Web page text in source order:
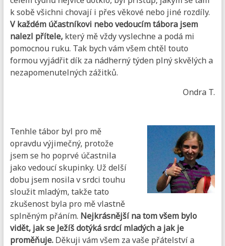
k sobě všichni chovají i přes věkové nebo jiné rozdíly.
V každém účastníkovi nebo vedoucím tábora jsem
nalezl přítele, který mě vždy vyslechne a podá mi
pomocnou ruku. Tak bych vám všem chtěl touto
formou vyjádřit dík za nádherný týden plný skvělých a
nezapomenutelných zážitků.
Ondra T.
Tenhle tábor byl pro mě
opravdu výjimečný, protože
jsem se ho poprvé účastnila
jako vedoucí skupinky. Už delší
dobu jsem nosila v srdci touhu
sloužit mladým, takže tato
zkušenost byla pro mě vlastně
splněným přáním. Nejkrásnější na tom všem bylo
vidět, jak se Ježíš dotýká srdcí mladých a jak je
proměňuje.Děkuji vám všem za vaše přátelství a